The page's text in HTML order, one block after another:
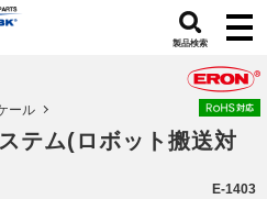
製品検索
ール
テム(ロボット搬送対
E-1403